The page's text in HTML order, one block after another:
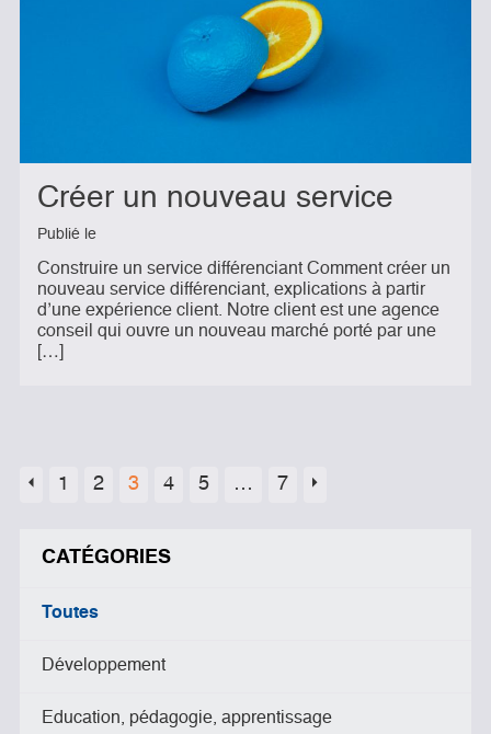
CATÉGORIES
Toutes
Développement
Education, pédagogie, apprentissage
Créer un nouveau service
Publié le
Construire un service différenciant Comment créer un
nouveau service différenciant, explications à partir
d’une expérience client. Notre client est une agence
conseil qui ouvre un nouveau marché porté par une
[…]
1 2 3 4 5 … 7